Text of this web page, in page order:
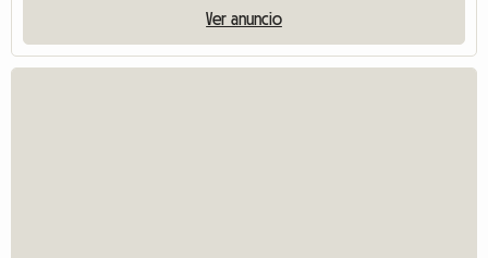
Ver anuncio